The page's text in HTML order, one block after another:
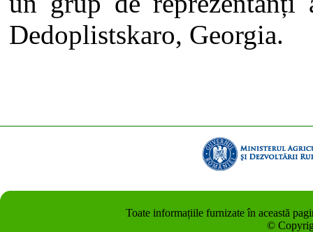
Dedoplistskaro, Georgia.
Toate informațiile furnizate în această
©